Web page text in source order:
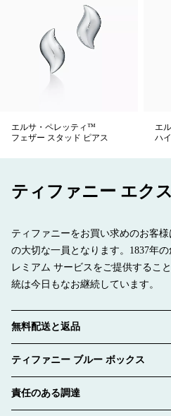
エルサ・ペレッティ™
フェザー スタッド ピアス
エ
ハ
ティファニー エク
ティファニーをお買い求めのお客
の大切な一員となります。1837年
レミアム サービスをご提供するこ
統は今日もなお継続しています。
無料配送と返品
ティファニー ブルー ボックス
責任のある調達